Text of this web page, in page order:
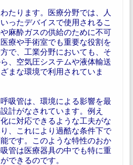
たります。医療分野では、人
ったデバイスで使用されるこ
麻酔ガスの供給のために不可
療や手術室でも重要な役割を
で、工業分野においても、そ
、空気圧システムや液体輸送
まな環境で利用されていま
吸管は、環境による影響を最
計がなされています。例え
に対応できるような工夫がな
、これにより過酷な条件下で
です。このような特性のおか
管は医療器具の中でも特に重
できるのです。